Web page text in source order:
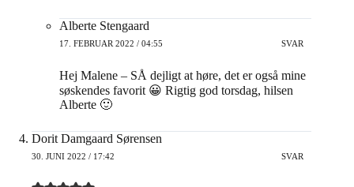
Alberte Stengaard
17. FEBRUAR 2022 / 04:55 SVAR
Hej Malene – SÅ dejligt at høre, det er også mine
søskendes favorit 😀 Rigtig god torsdag, hilsen
Alberte 🙂
Dorit Damgaard Sørensen
30. JUNI 2022 / 17:42 SVAR